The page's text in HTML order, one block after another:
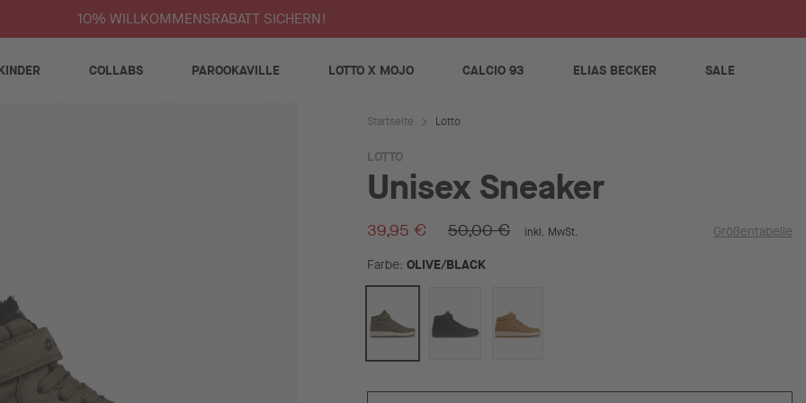
10% WILLKOMMENSRABATT SICHERN!
COLLABS PAROOKAVILLE LOTTO X MOJO CALCIO 93 ELIAS BECKER SALE
LOTTO
Unisex Sneaker
39,95 € 50,00 € inkl. MwSt. Größentabelle
Farbe OLIVE/BLACK
Startseite Lotto